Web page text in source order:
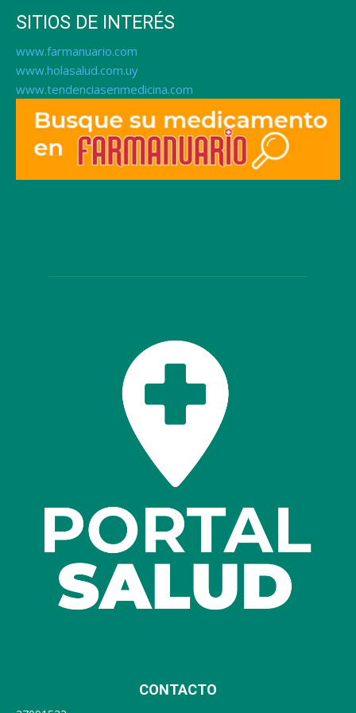
SITIOS DE INTERÉS
www.farmanuario.com
www.holasalud.com.uy
www.tendenciasenmedicina.com
CONTACTO